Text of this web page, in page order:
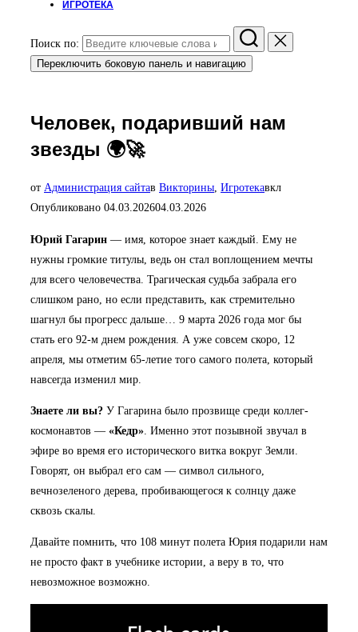
ИГРОТЕКА
Поиск по:
Переключить боковую панель и навигацию
Человек, подаривший нам
звезды 🌍🚀
от Администрация сайтав Викторины, Игротекавкл
Опубликовано 04.03.202604.03.2026
Юрий Гагарин — имя, которое знает каждый. Ему не
нужны громкие титулы, ведь он стал воплощением мечты
для всего человечества. Трагическая судьба забрала его
слишком рано, но если представить, как стремительно
шагнул бы прогресс дальше… 9 марта 2026 года мог бы
стать его 92-м днем рождения. А уже совсем скоро, 12
апреля, мы отметим 65-летие того самого полета, который
навсегда изменил мир.
Знаете ли вы? У Гагарина было прозвище среди коллег-
космонавтов — «Кедр» . Именно этот позывной звучал в
эфире во время его исторического витка вокруг Земли.
Говорят, он выбрал его сам — символ сильного,
вечнозеленого дерева, пробивающегося к солнцу даже
сквозь скалы.
Давайте помнить, что 108 минут полета Юрия подарили нам
не просто факт в учебнике истории, а веру в то, что
невозможное возможно.